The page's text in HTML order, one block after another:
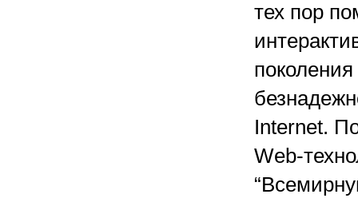
тех пор
Internet.
Web-